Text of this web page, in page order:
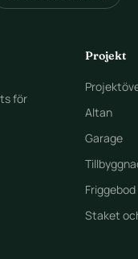
för
Projekt
Altan
Garage
Friggebod
Staket